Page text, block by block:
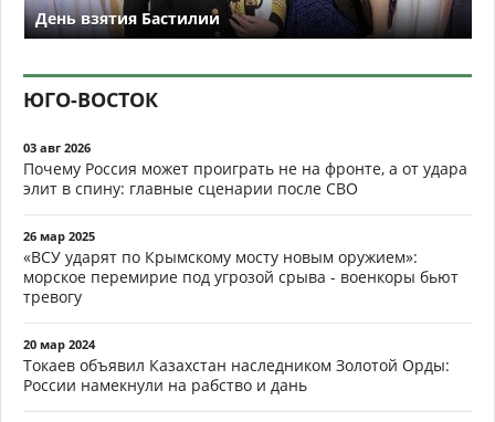
День взятия Бастилии
ЮГО-ВОСТОК
03 авг 2026
Почему Россия может проиграть не на фронте, а от удара
элит в спину: главные сценарии после СВО
26 мар 2025
«ВСУ ударят по Крымскому мосту новым оружием»:
морское перемирие под угрозой срыва - военкоры бьют
тревогу
20 мар 2024
Токаев объявил Казахстан наследником Золотой Орды:
России намекнули на рабство и дань